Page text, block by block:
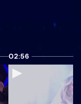
02:56